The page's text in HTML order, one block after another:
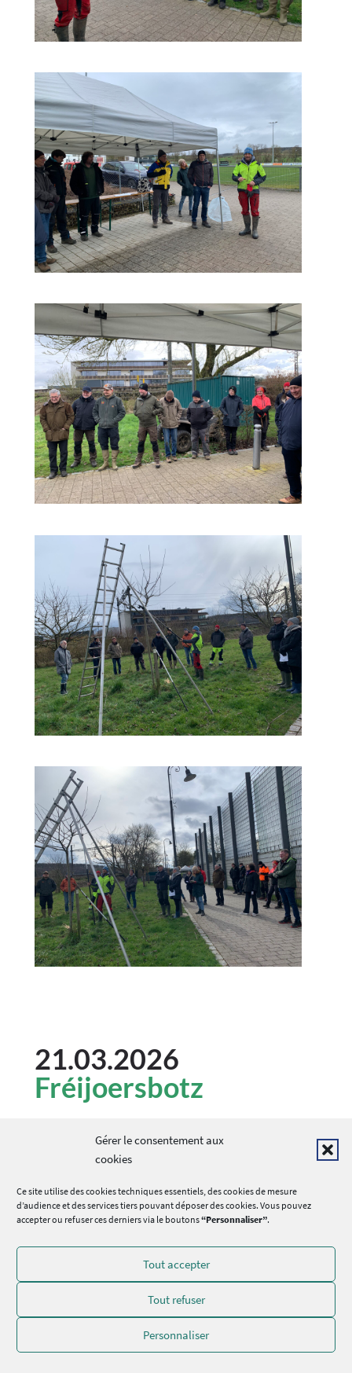
Gérer le consentement aux
cookies
Ce site utilise des cookies techniques essentiels, des cookies de mesure
d’audience et des services tiers pouvant déposer des cookies. Vous pouvez
accepter ou refuser ces derniers via le boutons“Personnaliser”.
Tout accepter
Tout refuser
Personnaliser
21.03.2026
Fréijoersbotz